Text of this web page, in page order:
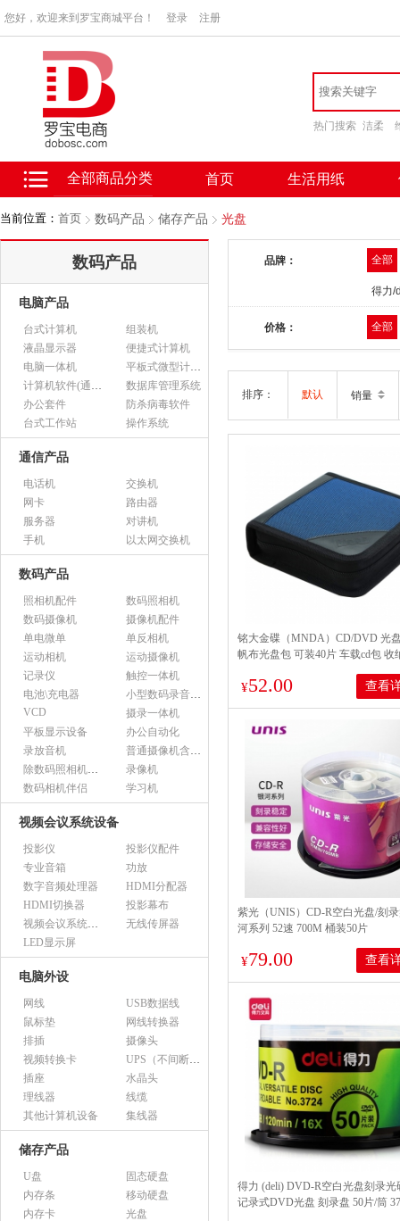
您好，欢迎来到罗宝商城平台！ 登录 注册
热门搜索 洁柔
全部商品分类 首页 生活用纸
当前位置： 首页 数码产品 储存产品 光盘
数码产品
电脑产品
台式计算机
组装机
液晶显示器
便捷式计算机
电脑一体机
平板式微型计算机
计算机软件(通用软件)
数据库管理系统
办公套件
防杀病毒软件
台式工作站
操作系统
通信产品
电话机
交换机
网卡
路由器
服务器
对讲机
手机
以太网交换机
数码产品
照相机配件
数码照相机
数码摄像机
摄像机配件
单电微单
单反相机
运动相机
运动摄像机
记录仪
触控一体机
电池\充电器
小型数码录音设备
VCD
摄录一体机
平板显示设备
办公自动化
录放音机
普通摄像机含附件
除数码照相机以外的照相机及器材
录像机
数码相机伴侣
学习机
视频会议系统设备
投影仪
投影仪配件
专业音箱
功放
数字音频处理器
HDMI分配器
HDMI切换器
投影幕布
视频会议系统设备（市采）
无线传屏器
LED显示屏
电脑外设
网线
USB数据线
鼠标垫
网线转换器
排插
摄像头
视频转换卡
UPS（不间断电源）
插座
水晶头
理线器
线缆
其他计算机设备
集线器
储存产品
U盘
固态硬盘
内存条
移动硬盘
内存卡
光盘
品牌： 全部
得力/
价格： 全部
排序： 默认 销量
铭大金碟（MNDA）CD/DVD 光
帆布光盘包 可装40片 车载cd包 收
¥52.00 查看
紫光（UNIS）CD-R空白光盘/刻
河系列 52速 700M 桶装50片
¥79.00 查看
得力 (deli) DVD-R空白光盘刻录光
记录式DVD光盘 刻录盘 50片/筒